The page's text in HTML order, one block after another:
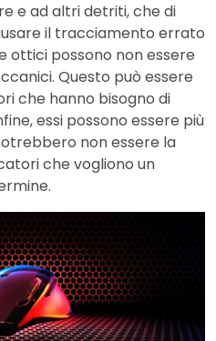
e ad altri detriti, che di
il tracciamento errato
ottici possono non essere
Questo può essere
che hanno bisogno di
essi possono essere più
non essere la
che vogliono un